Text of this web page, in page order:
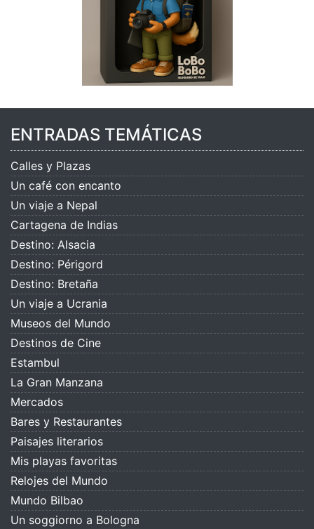
ENTRADAS TEMÁTICAS
Calles y Plazas
Un café con encanto
Un viaje a Nepal
Cartagena de Indias
Destino: Alsacia
Destino: Périgord
Destino: Bretaña
Un viaje a Ucrania
Museos del Mundo
Destinos de Cine
Estambul
La Gran Manzana
Mercados
Bares y Restaurantes
Paisajes literarios
Mis playas favoritas
Relojes del Mundo
Mundo Bilbao
Un soggiorno a Bologna